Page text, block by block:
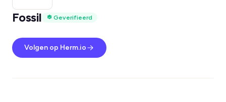
Fossil
Geverifieerd
Volgen op Herm.io